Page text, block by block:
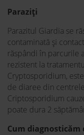
Paraziţi
Parazitul Giardia se
contaminată și
răspândi în parcurile
rezistent la
Cryptosporidium,
de diaree din
Criptosporidium
poate dura 2
Cum diagnosticăm